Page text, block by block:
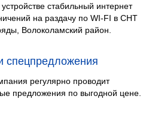
стабильный интернет
на раздачу по WI-FI в СНТ
Волоколамский район.
спецпредложения
регулярно проводит
предложения по выгодной цене.